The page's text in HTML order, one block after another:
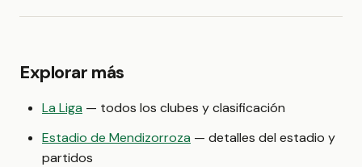
Explorar más
La Liga — todos los clubes y clasificación
Estadio de Mendizorroza — detalles del estadio y
partidos